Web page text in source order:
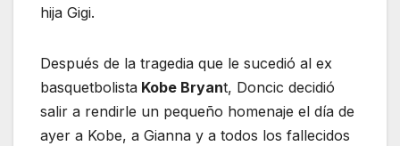
hija Gigi.
Después de la tragedia que le sucedió al ex
basquetbolista Kobe Bryant, Doncic decidió
salir a rendirle un pequeño homenaje el día de
ayer a Kobe, a Gianna y a todos los fallecidos